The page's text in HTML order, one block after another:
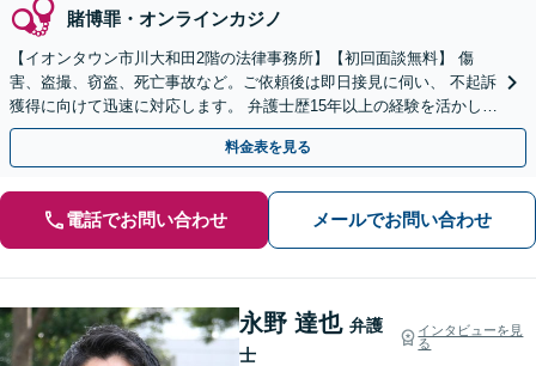
賭博罪・オンラインカジノ
【イオンタウン市川大和田2階の法律事務所】【初回面談無料】 傷
害、盗撮、窃盗、死亡事故など。ご依頼後は即日接見に伺い、 不起訴
獲得に向けて迅速に対応します。 弁護士歴15年以上の経験を活かし、
最善の結果を模索します。【電話相談可】
料金表を見る
電話でお問い合わせ メールでお問い合わせ
永野 達也 弁護
士
インタビューを見
る